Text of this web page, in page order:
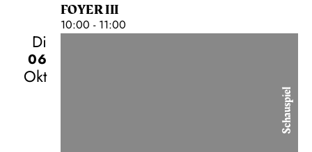
FOYER III
10:00 - 11:00
Di
06
Okt
Schauspiel